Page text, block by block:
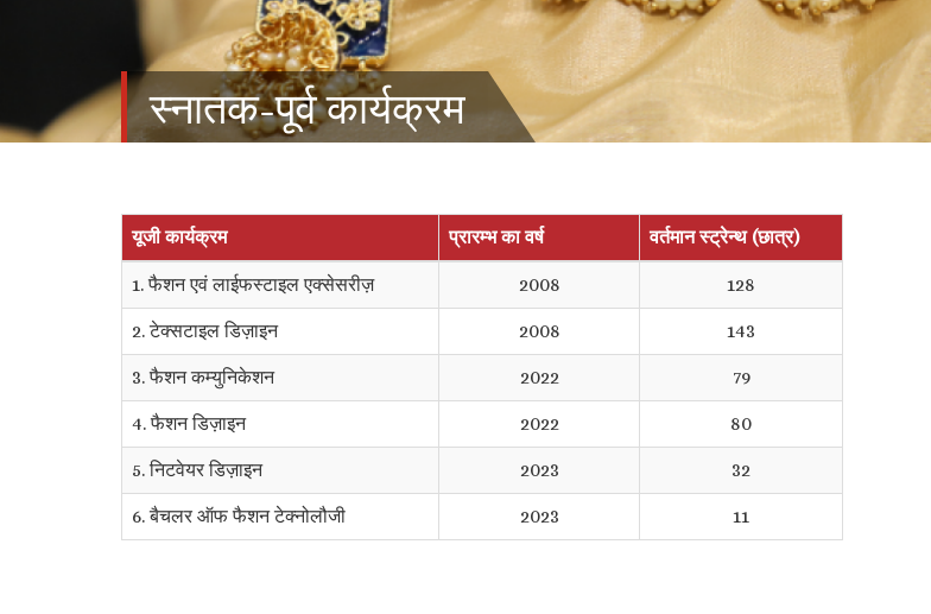
स्‍नातक-पूर्व कार्यक्रम
यूजी कार्यक्रम प्रारम्भ का वर्ष वर्तमान स्ट्रेन्थ (छात्र)
1. फैशन एवं लाईफस्टाइल एक्सेसरीज़ 2008 128
2. टेक्सटाइल डिज़ाइन 2008 143
3. फैशन कम्युनिकेशन 2022 79
4. फैशन डिज़ाइन 2022 80
5. निटवेयर डिज़ाइन 2023 32
6. बैचलर ऑफ फैशन टेक्नोलौजी 2023 11